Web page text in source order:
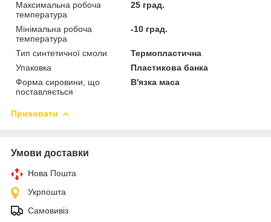
Максимальна робоча
температура
25 град.
Мінімальна робоча
температура
-10 град.
Тип синтетичної смоли
Термопластична
Упаковка
Пластикова банка
Форма сировини, що
поставляється
В'язка маса
Приховати
Умови доставки
Нова Пошта
Укрпошта
Самовивіз